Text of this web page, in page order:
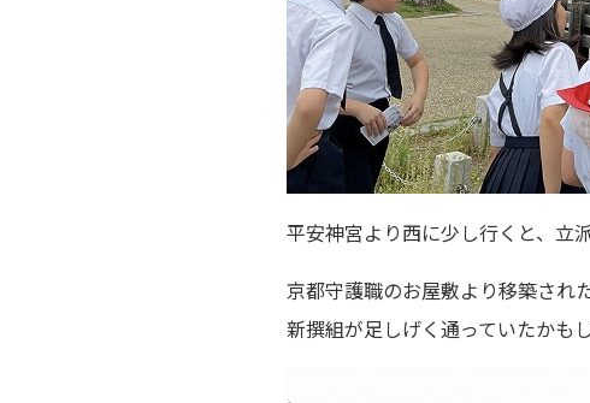
平安神宮より西に少し行くと、立
京都守護職のお屋敷より移築され
新撰組が足しげく通っていたかも